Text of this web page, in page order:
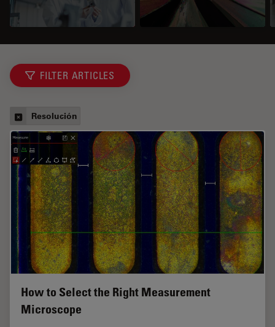
FILTER ARTICLES
Resolución
How to Select the Right Measurement
Microscope